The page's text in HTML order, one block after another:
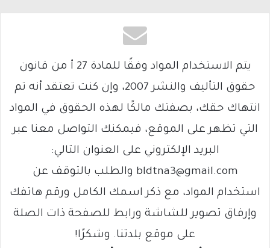
يتم الاستخدام المواد وفقًا للمادة 27 أ من قانون
حقوق التأليف والنشر 2007، وإن كنت تعتقد أنه تم
انتهاك حقك، بصفتك مالكًا لهذه الحقوق في المواد
التي تظهر على الموقع، فيمكنك التواصل معنا عبر
البريد الإلكتروني على العنوان التالي:
bldtna3@gmail.com والطلب بالتوقف عن
استخدام المواد، مع ذكر اسمك الكامل ورقم هاتفك
وإرفاق تصوير للشاشة ورابط للصفحة ذات الصلة
على موقع بلدتنا. وشكرًا!